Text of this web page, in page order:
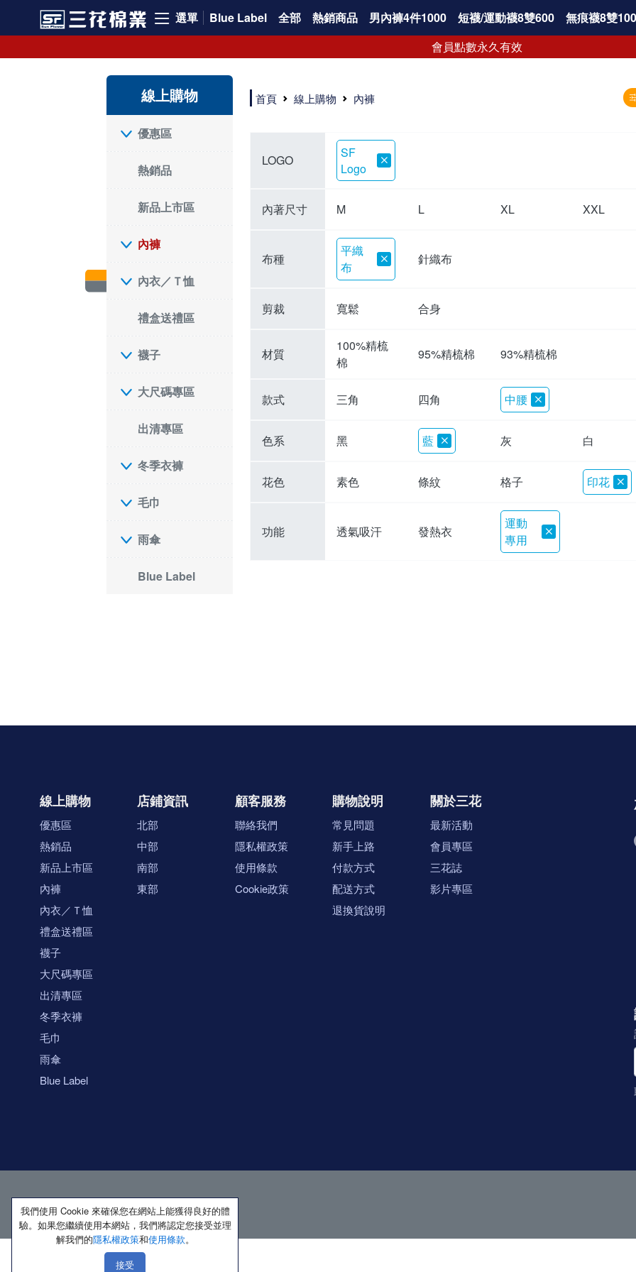
選單 Blue Label 全部 熱銷商品 男內褲4件1000 短襪/運動襪8雙600 無痕襪8雙
會員點數永久有效
線上購物
優惠區
熱銷品
新品上市區
內褲
內衣／Ｔ恤
禮盒送禮區
襪子
大尺碼專區
出清專區
冬季衣褲
毛巾
雨傘
Blue Label
選擇內褲、平口褲、純棉內褲首重品質。舒適、透氣的內褲、平口褲、純棉內褲能影響健康，須謹慎挑選。三花內褲透氣不悶，值得信賴！
三花內褲、平口褲、純棉內褲50年來持續升級，符合人體工學設計，柔軟無勒痕的鬆緊帶。三花內褲是肌膚好友，口碑熱銷！
選擇內褲首重品質。三花內褲50年來不斷升級，證明其卓越品質。符合人體工學剪裁，柔軟無痕鬆緊帶，是必買首選。兼具品質與外型，與肌膚零感接觸，穿著舒適，看來有質感。三花內褲設計獨特，質料優良，專業剪裁，呵護肌膚。新鮮高品質棉材製成，多款選擇，耐洗耐穿，三花內褲絕對首選。
"內褲購買及使用經驗網友來信分享 近年來，我經常在大型連鎖賣場如佳瑪、美華泰等地看到三花內褲的展示。最近一兩年，甚至百貨公司及街頭店鋪都開始大量出現三花專櫃或專賣店。我猜測，這應該是三花在營運策略上的調整，才使得這些改變成為現實。 本來，三花內褲一直是消費者選購內褲時的熱門選項之一。內褲櫃點的增多使我更加注意到這個品牌，因此我在選購內褲時，特意多研究了一下三花內褲的設計。 先從內褲外層包裝談起，有些內褲有PP袋包裝，有些則沒有。雖然這是一件小事，但我發現朋友們中有人會介意內褲包裝沒有PP袋。他們認為沒有PP袋會使包裝不夠精美。對我來說，有PP袋確實能提升包裝的精緻度，但內褲不裝PP袋其實也算是環保。所以，這就看每個人對內褲包裝的需求和感受了。 每次購買內褲時，我都會特別帶一件五片式剪裁的內褲。三花的平口內褲被稱為全國第一件五片式剪裁內褲，這話應該不是隨便說說的，畢竟三花是一個擁有超過50年歷史的老品牌，專注於研發和改良內褲。當初，我覺得這種設計有些花俏，只是圖個新鮮買來試試，結果發現內褲多一片真的有其優勢，尤其是減少了內褲卡屁的次數。雖然這個狀況不可能完全消失，但大大增加了穿著的舒適度。 三花內褲的價格也在我能接受的範圍內，因此它逐漸成為我的心頭好。此外，內褲選購時的另一個重要因素是鬆緊帶。看內褲是否舊了，第一眼通常看鬆緊帶。故意或不小心露出內褲褲頭的時候，印象分數也是由鬆緊帶決定的。 很多內褲品牌強調鬆緊帶的造型及花樣，這類內褲非常適合一些特殊場合，如單身聯誼或約會時穿著，能夠加分不少。日常使用的內褲則建議選擇鬆緊帶不易鬆垮的，花樣其次。三花特別強調內褲鬆緊帶的耐洗度，而其他品牌鮮少提及這一點。 分場合選擇內褲是我的習慣。特殊場合內褲要講究一點，但平日則需要選擇鬆緊帶有保障的內褲。畢竟，內褲是每天陪伴我們超過12個小時的衣物，找到適合自己且耐洗耐穿高CP值的內褲才是最明智的選擇。 內褲畢竟是消耗品，定期更換非常重要。如果內褲沾染到髒污或處於潮濕的環境，就不應該撐太久。這是因為內褲長期接觸身體的重要部位，所以選擇和保養都要謹慎。 以上是我個人的內褲使用分享，並非業配，不代表任何人的立場。內褲還是要以自身體驗最為準確。希望大家都能找到適合自己的內褲，並多多支持台灣品牌。"
首頁 線上購物 內褲
LOGO
SF
Logo
內著尺寸 M L XL XXL
布種
平織
布
針織布
剪裁 寬鬆 合身
材質
100%精梳
棉
95%精梳棉 93%精梳棉
款式 三角 四角 中腰
色系 黑 藍 灰 白
花色 素色 條紋 格子 印花
功能 透氣吸汗 發熱衣
運動
專用
線上購物
優惠區
熱銷品
新品上市區
內褲
內衣／Ｔ恤
禮盒送禮區
襪子
大尺碼專區
出清專區
冬季衣褲
毛巾
雨傘
Blue Label
店鋪資訊
北部
中部
南部
東部
顧客服務
聯絡我們
隱私權政策
使用條款
Cookie政策
購物說明
常見問題
新手上路
付款方式
配送方式
退換貨說明
關於三花
最新活動
會員專區
三花誌
影片專區
著作權所有 保留一切權利
我們使用 Cookie 來確保您在網站上能獲得良好的體
驗。如果您繼續使用本網站，我們將認定您接受並理
解我們的隱私權政策和使用條款。
接受